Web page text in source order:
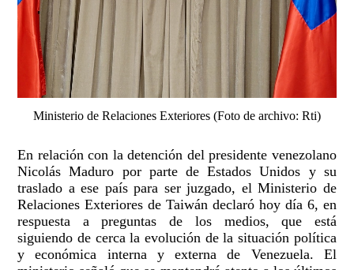
Ministerio de Relaciones Exteriores (Foto de archivo: Rti)
En relación con la detención del presidente venezolano
Nicolás Maduro por parte de Estados Unidos y su
traslado a ese país para ser juzgado, el Ministerio de
Relaciones Exteriores de Taiwán declaró hoy día 6, en
respuesta a preguntas de los medios, que está
siguiendo de cerca la evolución de la situación política
y económica interna y externa de Venezuela. El